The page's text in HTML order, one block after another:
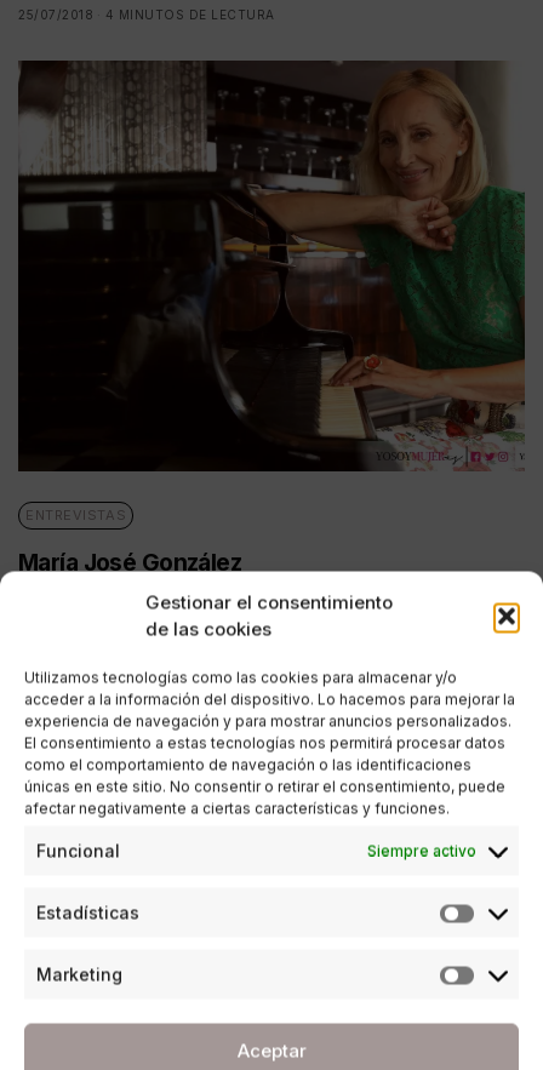
Gestionar el consentimiento
de las cookies
Utilizamos tecnologías como las cookies para almacenar y/o
acceder a la información del dispositivo. Lo hacemos para mejorar la
experiencia de navegación y para mostrar anuncios personalizados.
El consentimiento a estas tecnologías nos permitirá procesar datos
como el comportamiento de navegación o las identificaciones
únicas en este sitio. No consentir o retirar el consentimiento, puede
afectar negativamente a ciertas características y funciones.
Funcional Siempre activo
Estadísticas
Marketing
Aceptar
25/07/2018
4 MINUTOS DE LECTURA
ENTREVISTAS
María José González
ANA PORRAS GUERRERO
19 MINUTOS DE LECTURA